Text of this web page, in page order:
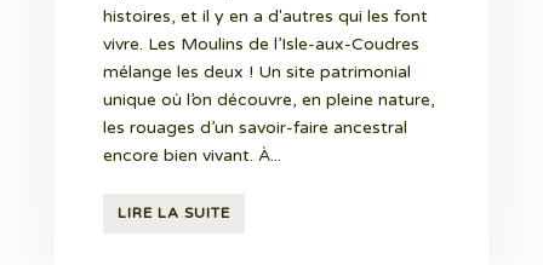
histoires, et il y en a d'autres qui les font
vivre. Les Moulins de l’Isle-aux-Coudres
mélange les deux ! Un site patrimonial
unique où l’on découvre, en pleine nature,
les rouages d’un savoir-faire ancestral
encore bien vivant. À...
LIRE LA SUITE